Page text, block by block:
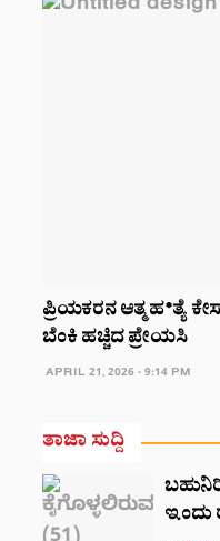
ಪ್ರಿಯಕರನ ಆತ್ಮಹ*ತ್ಯೆ
ಬೆಂಕಿ ಹಚ್ಚಿದ ಪ್ರೇಯಸಿ
APRIL 21, 2026 - 9:14 PM
ತಾಜಾ ಸುದ್ದಿ
ಇಂದು